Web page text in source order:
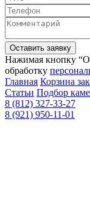
Оставить заявку
Нажимая кнопку
обработку
Главная Корзина
Статьи Подбор
8 (812) 327-33-27
8 (921) 950-11-01